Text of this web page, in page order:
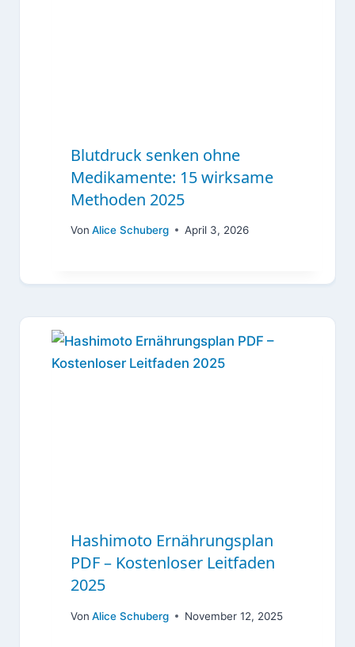
Blutdruck senken ohne
Medikamente: 15 wirksame
Methoden 2025
Von Alice Schuberg April 3, 2026
Hashimoto Ernährungsplan
PDF – Kostenloser Leitfaden
2025
Von Alice Schuberg November 12, 2025